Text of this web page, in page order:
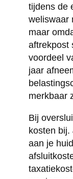
tijdens de
weliswaar
maar
aftrekpost
voordeel
jaar
merkbaar
Bij
kosten
aan je